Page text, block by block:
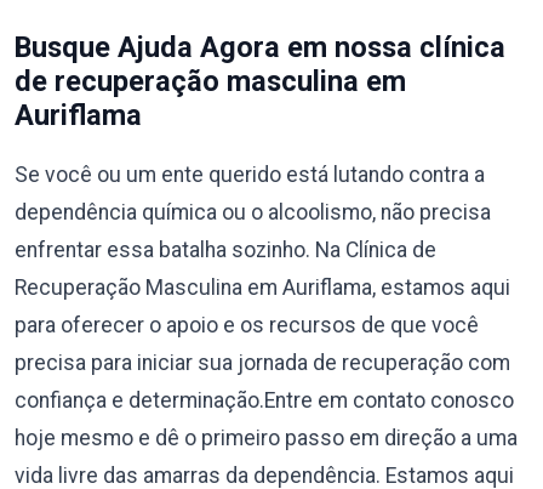
Busque Ajuda Agora em nossa clínica
de recuperação masculina em
Auriflama
Se você ou um ente querido está lutando contra a
dependência química ou o alcoolismo, não precisa
enfrentar essa batalha sozinho. Na Clínica de
Recuperação Masculina em Auriflama, estamos aqui
para oferecer o apoio e os recursos de que você
precisa para iniciar sua jornada de recuperação com
confiança e determinação.Entre em contato conosco
hoje mesmo e dê o primeiro passo em direção a uma
vida livre das amarras da dependência. Estamos aqui